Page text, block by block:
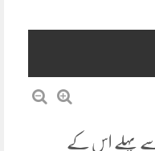
پہلے اس کے